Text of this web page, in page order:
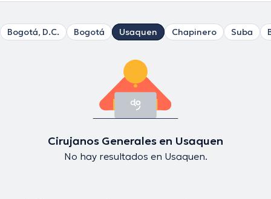
Bogotá, D.C. Bogotá Usaquen Chapinero Suba
Cirujanos Generales en Usaquen
No hay resultados en Usaquen.